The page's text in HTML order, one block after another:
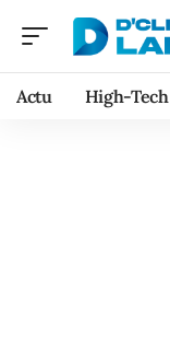
Actu High-Tech